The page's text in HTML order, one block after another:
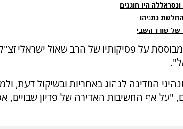
ונסראללה היו חוגגים
נתניהו
של שורד השבי
על פסיקותיו של הרב שאול ישראלי
המדינה לנהוג באחריות ובשיקול דעת,
"על אף החשיבות האדירה של פדיון שבויים,